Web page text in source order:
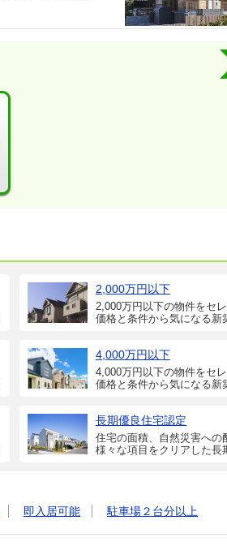
2,000万円以下
2,000万円以下の物件をセ
価格と条件から気になる新
4,000万円以下
4,000万円以下の物件をセ
価格と条件から気になる新
長期優良住宅認定
住宅の面積、自然災害への
様々な項目をクリアした長
即入居可能 駐車場２台分以上